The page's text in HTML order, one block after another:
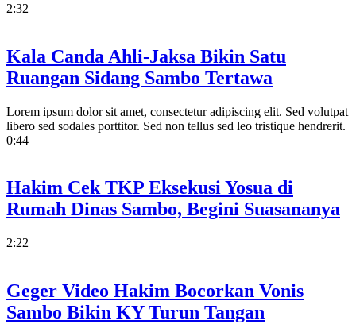
2:32
Kala Canda Ahli-Jaksa Bikin Satu
Ruangan Sidang Sambo Tertawa
Lorem ipsum dolor sit amet, consectetur adipiscing elit. Sed volutpat
libero sed sodales porttitor. Sed non tellus sed leo tristique hendrerit.
0:44
Hakim Cek TKP Eksekusi Yosua di
Rumah Dinas Sambo, Begini Suasananya
2:22
Geger Video Hakim Bocorkan Vonis
Sambo Bikin KY Turun Tangan